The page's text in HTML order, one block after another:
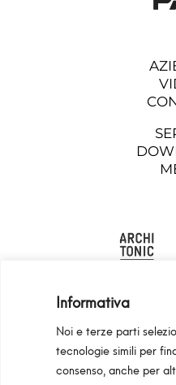
Informativa
Noi e terze parti
tecnologie simili per
consenso, anche per
Programma